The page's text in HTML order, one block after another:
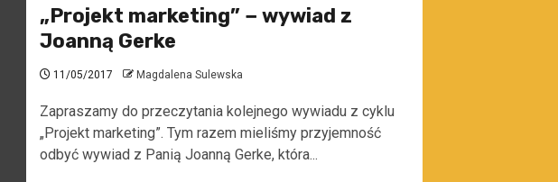
„Projekt marketing” − wywiad z
Joanną Gerke
11/05/2017 Magdalena Sulewska
Zapraszamy do przeczytania kolejnego wywiadu z cyklu
„Projekt marketing”. Tym razem mieliśmy przyjemność
odbyć wywiad z Panią Joanną Gerke, która...